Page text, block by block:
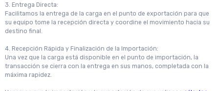
3. Entrega Directa:
Facilitamos la entrega de la carga en el punto de exportación para que
su equipo tome la recepción directa y coordine el movimiento hacia su
destino final.
4. Recepción Rápida y Finalización de la Importación:
Una vez que la carga está disponible en el punto de importación, la
transacción se cierra con la entrega en sus manos, completada con la
máxima rapidez.